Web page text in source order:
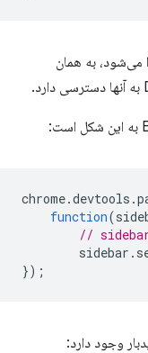
می‌شود، به همان
chrome.devtools .
function(
//
sidebar .
});
وجود دارد: